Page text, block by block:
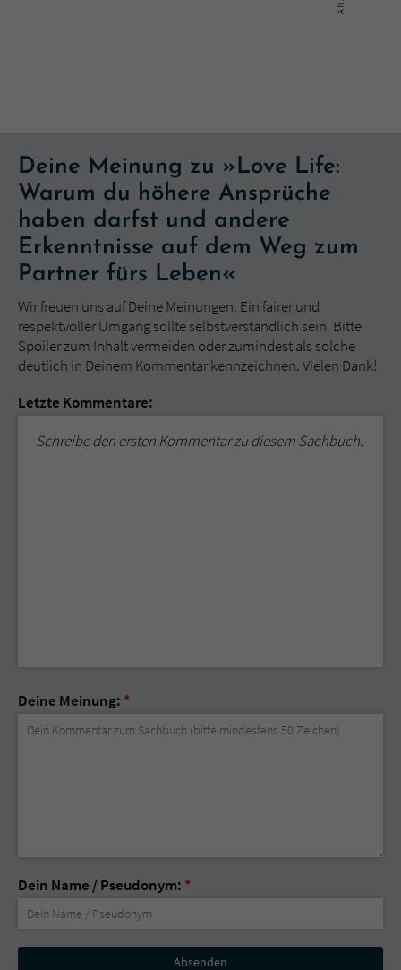
Deine Meinung zu »Love Life:
Warum du höhere Ansprüche
haben darfst und andere
Erkenntnisse auf dem Weg zum
Partner fürs Leben«
Wir freuen uns auf Deine Meinungen. Ein fairer und
respektvoller Umgang sollte selbstverständlich sein. Bitte
Spoiler zum Inhalt vermeiden oder zumindest als solche
deutlich in Deinem Kommentar kennzeichnen. Vielen Dank!
Letzte Kommentare:
Schreibe den ersten Kommentar zu diesem Sachbuch.
Deine Meinung: *
Dein Name / Pseudonym: *
Nicht